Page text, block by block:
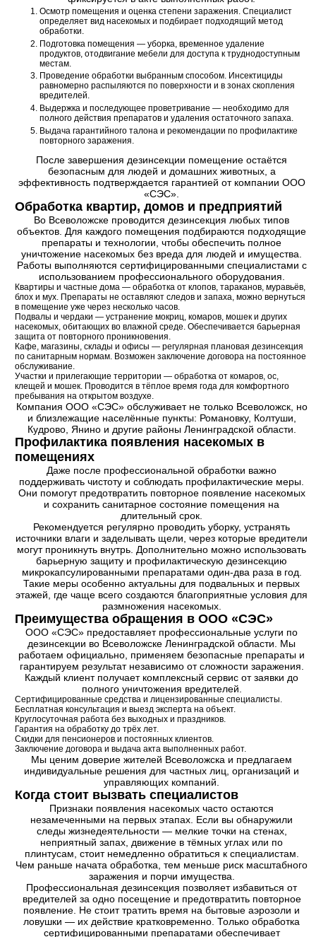
Осмотр помещения и оценка степени заражения. Специалист
определяет вид насекомых и подбирает подходящий метод
обработки.
Подготовка помещения — уборка, временное удаление
продуктов, отодвигание мебели для доступа к труднодоступным
местам.
Проведение обработки выбранным способом. Инсектициды
равномерно распыляются по поверхности и в зонах скопления
вредителей.
Выдержка и последующее проветривание — необходимо для
полного действия препаратов и удаления остаточного запаха.
Выдача гарантийного талона и рекомендации по профилактике
повторного заражения.
После завершения дезинсекции помещение остаётся
безопасным для людей и домашних животных, а
эффективность подтверждается гарантией от компании ООО
«СЭС».
Обработка квартир, домов и предприятий
Во Всеволожске проводится дезинсекция любых типов
объектов. Для каждого помещения подбираются подходящие
препараты и технологии, чтобы обеспечить полное
уничтожение насекомых без вреда для людей и имущества.
Работы выполняются сертифицированными специалистами с
использованием профессионального оборудования.
Квартиры и частные дома — обработка от клопов, тараканов, муравьёв,
блох и мух. Препараты не оставляют следов и запаха, можно вернуться
в помещение уже через несколько часов.
Подвалы и чердаки — устранение мокриц, комаров, мошек и других
насекомых, обитающих во влажной среде. Обеспечивается барьерная
защита от повторного проникновения.
Кафе, магазины, склады и офисы — регулярная плановая дезинсекция
по санитарным нормам. Возможен заключение договора на постоянное
обслуживание.
Участки и прилегающие территории — обработка от комаров, ос,
клещей и мошек. Проводится в тёплое время года для комфортного
пребывания на открытом воздухе.
Компания ООО «СЭС» обслуживает не только Всеволожск, но
и близлежащие населённые пункты: Романовку, Колтуши,
Кудрово, Янино и другие районы Ленинградской области.
Профилактика появления насекомых в
помещениях
Даже после профессиональной обработки важно
поддерживать чистоту и соблюдать профилактические меры.
Они помогут предотвратить повторное появление насекомых
и сохранить санитарное состояние помещения на
длительный срок.
Рекомендуется регулярно проводить уборку, устранять
источники влаги и заделывать щели, через которые вредители
могут проникнуть внутрь. Дополнительно можно использовать
барьерную защиту и профилактическую дезинсекцию
микрокапсулированными препаратами один-два раза в год.
Такие меры особенно актуальны для подвальных и первых
этажей, где чаще всего создаются благоприятные условия для
размножения насекомых.
Преимущества обращения в ООО «СЭС»
ООО «СЭС» предоставляет профессиональные услуги по
дезинсекции во Всеволожске Ленинградской области. Мы
работаем официально, применяем безопасные препараты и
гарантируем результат независимо от сложности заражения.
Каждый клиент получает комплексный сервис от заявки до
полного уничтожения вредителей.
Сертифицированные средства и лицензированные специалисты.
Бесплатная консультация и выезд эксперта на объект.
Круглосуточная работа без выходных и праздников.
Гарантия на обработку до трёх лет.
Скидки для пенсионеров и постоянных клиентов.
Заключение договора и выдача акта выполненных работ.
Мы ценим доверие жителей Всеволожска и предлагаем
индивидуальные решения для частных лиц, организаций и
управляющих компаний.
Когда стоит вызвать специалистов
Признаки появления насекомых часто остаются
незамеченными на первых этапах. Если вы обнаружили
следы жизнедеятельности — мелкие точки на стенах,
неприятный запах, движение в тёмных углах или по
плинтусам, стоит немедленно обратиться к специалистам.
Чем раньше начата обработка, тем меньше риск масштабного
заражения и порчи имущества.
Профессиональная дезинсекция позволяет избавиться от
вредителей за одно посещение и предотвратить повторное
появление. Не стоит тратить время на бытовые аэрозоли и
ловушки — их действие кратковременно. Только обработка
сертифицированными препаратами обеспечивает